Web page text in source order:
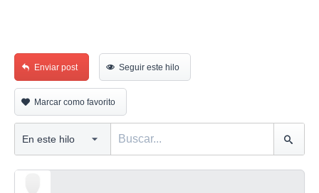
Enviar post Seguir este hilo
Marcar como favorito